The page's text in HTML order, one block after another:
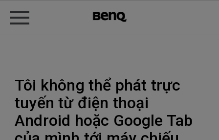
Tôi không thể phát trực
tuyến từ điện thoại
Android hoặc Google Tab